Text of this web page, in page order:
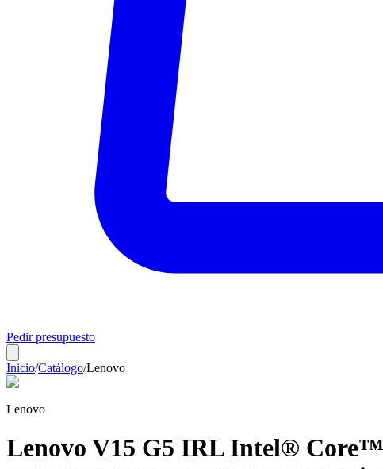
Pedir presupuesto
Inicio/Catálogo/Lenovo
Lenovo
Lenovo V15 G5 IRL Intel®